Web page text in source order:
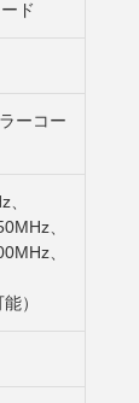
ド
ーコー
、
、
）